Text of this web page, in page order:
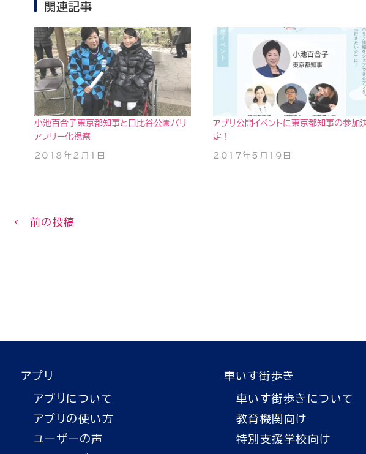
関連記事
小池百合子東京都知事と日比谷公園バリ
アフリー化視察
2018年2月1日
アプリ公開イベントに東京都知事の参加
定！
2017年5月19日
← 前の投稿
アプリ
アプリについて
アプリの使い方
ユーザーの声
車いす街歩き
車いす街歩きについて
教育機関向け
特別支援学校向け